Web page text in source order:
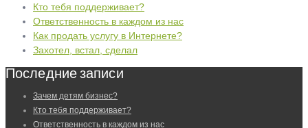
Кто тебя поддерживает?
Ответственность в каждом из нас
Как продать услугу в Интернете?
Захотел, встал, сделал
Последние записи
Зачем детям бизнес?
Кто тебя поддерживает?
Ответственность в каждом из нас